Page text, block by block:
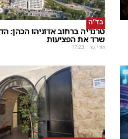
בד"ה
טרגדיה ברחוב אדוניהו הכהן:
שרד את הפציעות
אורי כץ |
17:23